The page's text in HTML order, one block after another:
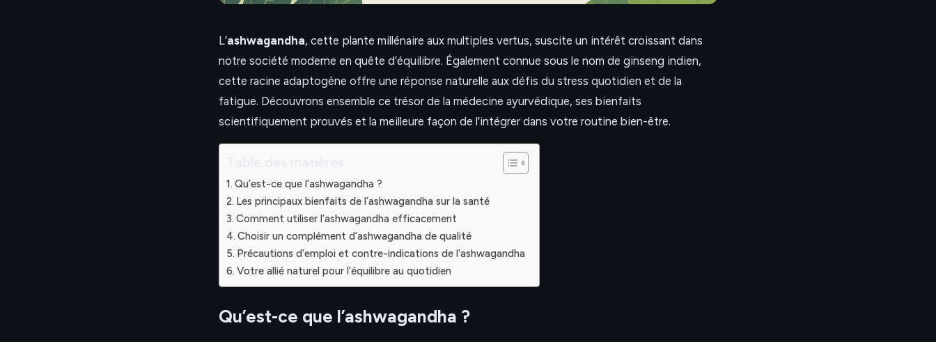
L’ashwagandha, cette plante millénaire aux multiples vertus, suscite un intérêt croissant dans
notre société moderne en quête d’équilibre. Également connue sous le nom de ginseng indien,
cette racine adaptogène offre une réponse naturelle aux défis du stress quotidien et de la
fatigue. Découvrons ensemble ce trésor de la médecine ayurvédique, ses bienfaits
scientifiquement prouvés et la meilleure façon de l’intégrer dans votre routine bien-être.
Qu’est-ce que l’ashwagandha ?
Les principaux bienfaits de l’ashwagandha sur la santé
Comment utiliser l’ashwagandha efficacement
Choisir un complément d’ashwagandha de qualité
Précautions d’emploi et contre-indications de l’ashwagandha
Votre allié naturel pour l’équilibre au quotidien
Qu’est-ce que l’ashwagandha ?